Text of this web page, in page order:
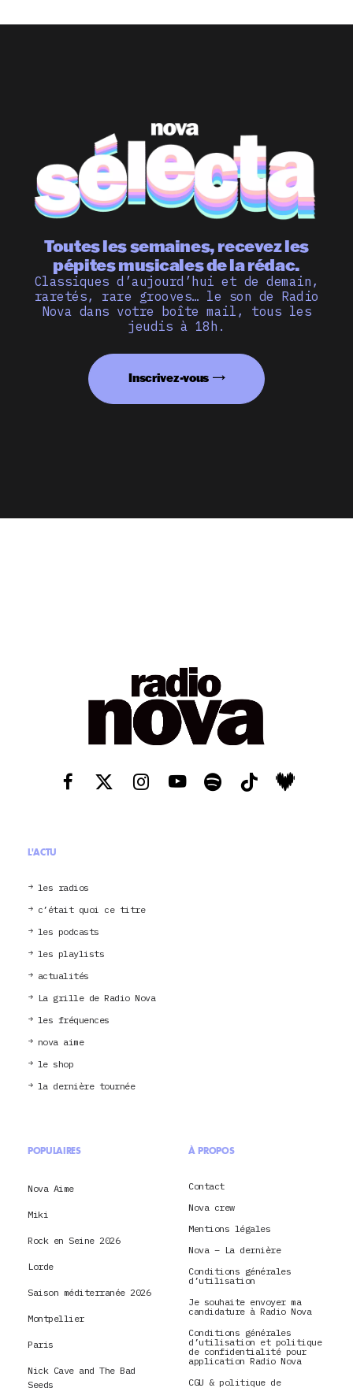
Toutes les semaines, recevez les
pépites musicales de la rédac.
Classiques d’aujourd’hui et de demain,
raretés, rare grooves… le son de Radio
Nova dans votre boîte mail, tous les
jeudis à 18h.
Inscrivez-vous
L'ACTU
les radios
c’était quoi ce titre
les podcasts
les playlists
actualités
La grille de Radio Nova
les fréquences
nova aime
le shop
la dernière tournée
POPULAIRES
Nova Aime
Miki
Rock en Seine 2026
Lorde
Saison méditerranée 2026
Montpellier
Paris
Nick Cave and The Bad
Seeds
À PROPOS
Contact
Nova crew
Mentions légales
Nova – La dernière
Conditions générales
d’utilisation
Je souhaite envoyer ma
candidature à Radio Nova
Conditions générales
d’utilisation et politique
de confidentialité pour
application Radio Nova
CGU & politique de